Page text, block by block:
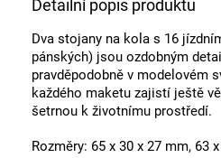
Detailní popis produktu
Dva stojany na kola s 16
pánských) jsou ozdobným
pravděpodobně v modelovém
každého maketu zajistí ještě
šetrnou k životnímu prostředí.
Rozměry: 65 x 30 x 27 mm, 63